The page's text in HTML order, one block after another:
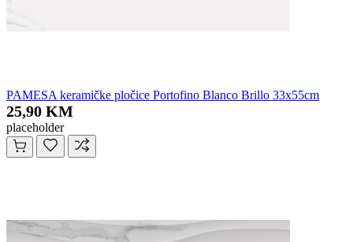
PAMESA keramičke pločice Portofino Blanco Brillo 33x55cm
25,90 KM
placeholder